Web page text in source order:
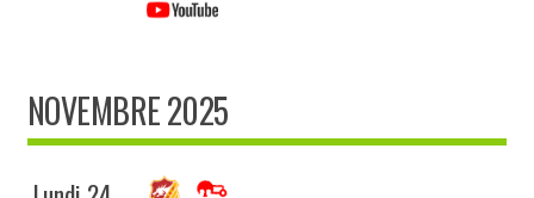
NOVEMBRE 2025